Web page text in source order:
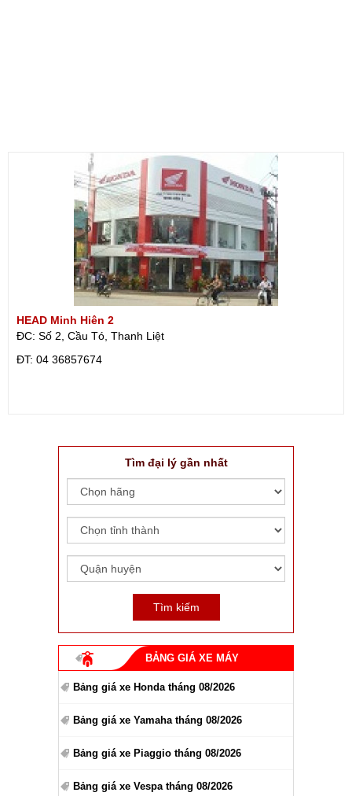
HEAD Minh Hiên 2
ĐC: Số 2, Cầu Tó, Thanh Liệt
ÐT: 04 36857674
Tìm đại lý gần nhất
BẢNG GIÁ XE MÁY
Bảng giá xe Honda tháng 08/2026
Bảng giá xe Yamaha tháng 08/2026
Bảng giá xe Piaggio tháng 08/2026
Bảng giá xe Vespa tháng 08/2026